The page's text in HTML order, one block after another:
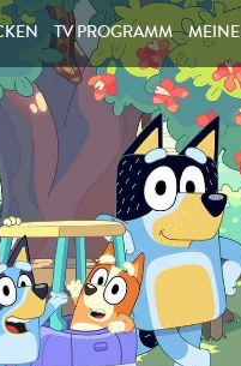
TV PROGRAMM MEINE